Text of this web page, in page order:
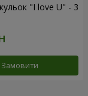
"I love U" - 3
Замовити